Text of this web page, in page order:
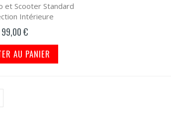
et Scooter Standard
Intérieure
99,00 €
AU PANIER